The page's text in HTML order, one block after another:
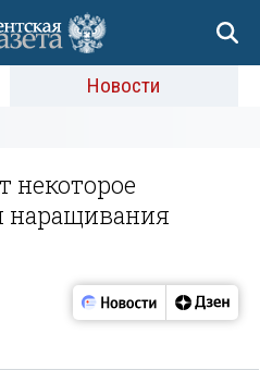
Новости
некоторое
наращивания